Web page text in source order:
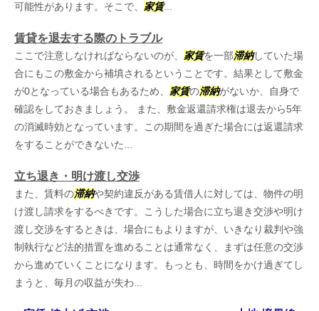
可能性があります。そこで、 家賃...
賃貸を退去する際のトラブル
ここで注意しなければならないのが、 家賃を一部滞納していた場
合にもこの敷金から補填されるということです。結果として敷金
が0となっている場合もあるため、 家賃の滞納がないか、自身で
確認をしておきましょう。 また、敷金返還請求権は退去から5年
の消滅時効となっています。この期間を過ぎた場合には返還請求
をすることができないた...
立ち退き・明け渡し交渉
また、賃料の滞納や契約違反がある賃借人に対しては、物件の明
け渡し請求をするべきです。こうした場合に立ち退き交渉や明け
渡し交渉をするときは、場合にもよりますが、いきなり裁判や強
制執行など法的措置を進めることは通常なく、まずは任意の交渉
から進めていくことになります。もっとも、時間をかけ過ぎてし
まうと、毎月の収益が失わ...